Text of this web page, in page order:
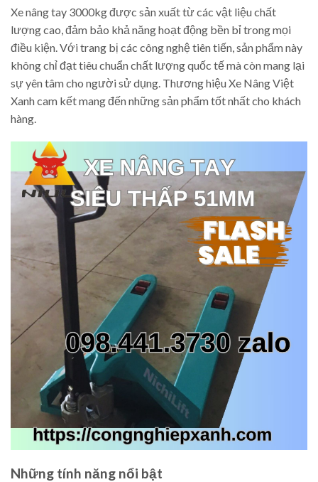
Xe nâng tay 3000kg được sản xuất từ các vật liệu chất
lượng cao, đảm bảo khả năng hoạt động bền bỉ trong mọi
điều kiện. Với trang bị các công nghệ tiên tiến, sản phẩm này
không chỉ đạt tiêu chuẩn chất lượng quốc tế mà còn mang lại
sự yên tâm cho người sử dụng. Thương hiệu Xe Nâng Việt
Xanh cam kết mang đến những sản phẩm tốt nhất cho khách
hàng.
Những tính năng nổi bật